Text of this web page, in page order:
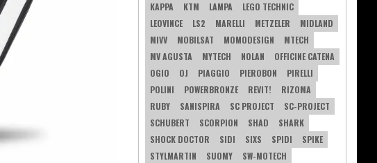
KAPPA
KTM LAMPA
LEGO TECHNIC
LEOVINCE
LS2 MARELLI METZELER
MIDLAND
MIVV
MOBILSAT MOMODESIGN
MTECH
MV AGUSTA
MYTECH NOLAN
OFFICINE CATENA
OGIO
OJ PIAGGIO PIEROBON
PIRELLI
POLINI
POWERBRONZE REVIT!
RIZOMA
RUBY
SANISPIRA SC PROJECT
SC-PROJECT
SCHUBERT
SCORPION SHAD
SHARK
SHOCK DOCTOR
SIDI SIXS SPIDI
SPIKE
STYLMARTIN
SUOMY
SW-MOTECH